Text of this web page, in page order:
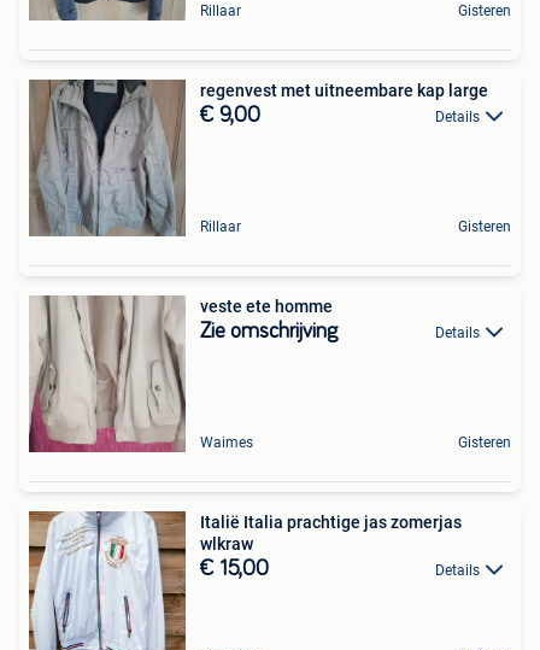
Rillaar Gisteren
regenvest met uitneembare kap large
€ 9,00 Details
Rillaar Gisteren
veste ete homme
Zie omschrijving Details
Waimes Gisteren
Italië Italia prachtige jas zomerjas
wlkraw
€ 15,00 Details